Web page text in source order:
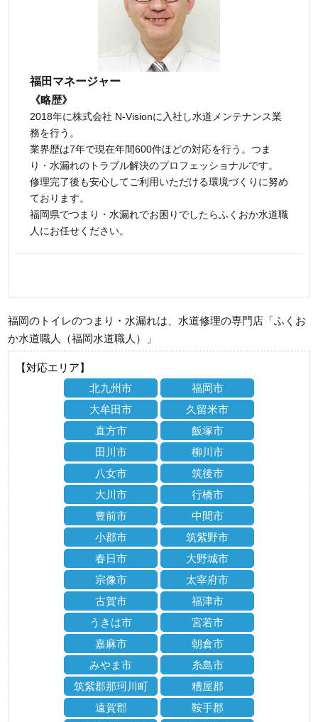
福田マネージャー
《略歴》
2018年に株式会社 N-Visionに入社し水道メンテナンス業
務を行う。
業界歴は7年で現在年間600件ほどの対応を行う。つま
り・水漏れのトラブル解決のプロフェッショナルです。
修理完了後も安心してご利用いただける環境づくりに努め
ております。
福岡県でつまり・水漏れでお困りでしたらふくおか水道職
人にお任せください。
福岡のトイレのつまり・水漏れは、水道修理の専門店「ふくお
か水道職人（福岡水道職人）」
【対応エリア】
北九州市
福岡市
大牟田市
久留米市
直方市
飯塚市
田川市
柳川市
八女市
筑後市
大川市
行橋市
豊前市
中間市
小郡市
筑紫野市
春日市
大野城市
宗像市
太宰府市
古賀市
福津市
うきは市
宮若市
嘉麻市
朝倉市
みやま市
糸島市
筑紫郡那珂川町
糟屋郡
遠賀郡
鞍手郡